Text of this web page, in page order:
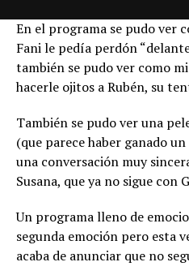
En el programa se pudo ver
Fani le pedía perdón
también se pudo ver como
hacerle ojitos a Rubén, su
También se pudo ver una
(que parece haber ganado
una conversación muy
Susana, que ya no sigue con
Un programa lleno de
segunda emoción pero esta
acaba de anunciar que no